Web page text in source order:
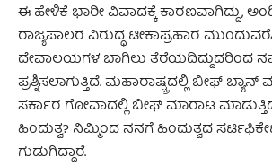
ಈ ಹೇಳಿಕೆ ಭಾರೀ ವಿವಾದಕ್ಕೆ ಕಾರಣವಾಗಿದ್ದು,
ರಾಜ್ಯಪಾಲರ ವಿರುದ್ಧ ಟೀಕಾಪ್ರಹಾರ
ದೇವಾಲಯಗಳ ಬಾಗಿಲು ತೆರೆಯದಿದ್ದುದರಿಂದ
ಪ್ರಶ್ನಿಸಲಾಗುತ್ತಿದೆ. ಮಹಾರಾಷ್ಟ್ರದಲ್ಲಿ ಬೀಫ್
ಸರ್ಕಾರ ಗೋವಾದಲ್ಲಿ ಬೀಫ್ ಮಾರಾಟ
ಹಿಂದುತ್ವ? ನಿಮ್ಮಿಂದ ನನಗೆ ಹಿಂದುತ್ವದ
ಗುಡುಗಿದ್ದಾರೆ.